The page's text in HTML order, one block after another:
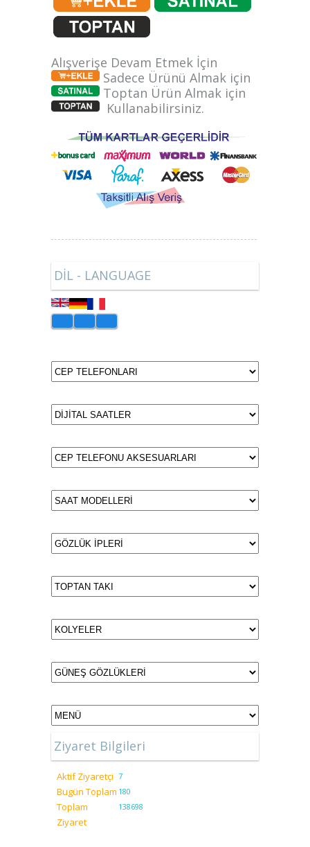
Alışverişe Devam Etmek İçin
Sadece Ürünü Almak için
Toptan Ürün Almak için
Kullanabilirsiniz.
DİL - LANGUAGE
Ziyaret Bilgileri
Aktif Ziyaretçi 7
Bugün Toplam 180
Toplam
Ziyaret
138698